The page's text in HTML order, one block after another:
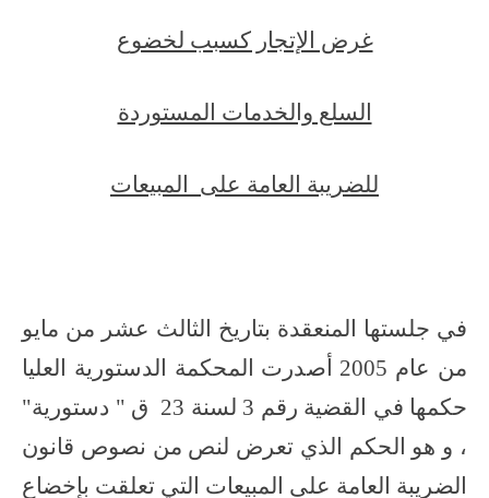
غرض الإتجار كسبب لخضوع
السلع والخدمات المستوردة
للضريبة العامة على المبيعات
في جلستها المنعقدة بتاريخ الثالث عشر من مايو
من عام 2005 أصدرت المحكمة الدستورية العليا
حكمها في القضية رقم 3 لسنة 23 ق " دستورية"
، و هو الحكم الذي تعرض لنص من نصوص قانون
الضريبة العامة على المبيعات التي تعلقت بإخضاع